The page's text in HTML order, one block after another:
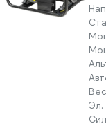
Эл.